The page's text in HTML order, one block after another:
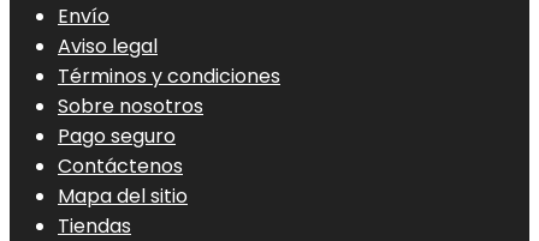
Envío
Aviso legal
Términos y condiciones
Sobre nosotros
Pago seguro
Contáctenos
Mapa del sitio
Tiendas